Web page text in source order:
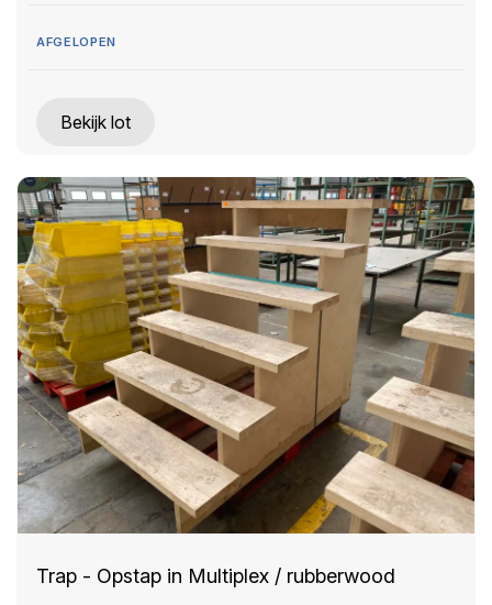
AFGELOPEN
Bekijk lot
Trap - Opstap in Multiplex / rubberwood